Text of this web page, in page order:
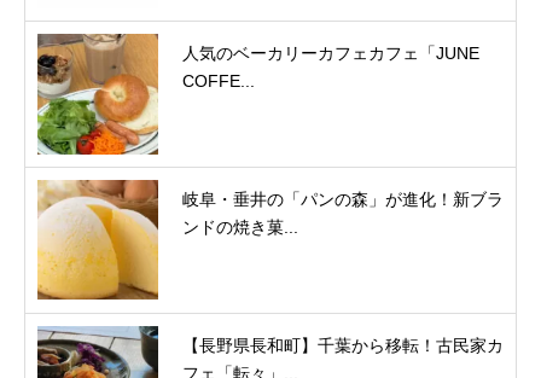
人気のベーカリーカフェカフェ「JUNE
COFFE...
岐阜・垂井の「パンの森」が進化！新ブラ
ンドの焼き菓...
【長野県長和町】千葉から移転！古民家カ
フェ「転々」...